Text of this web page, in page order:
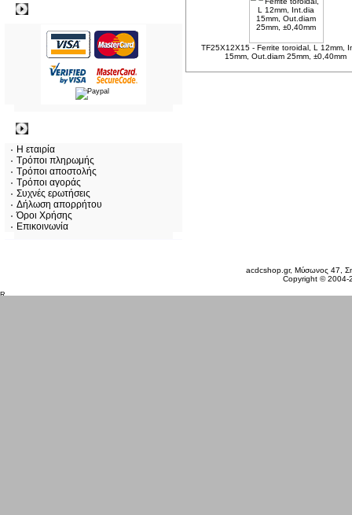
Η εταιρία
Τρόποι πληρωμής
Τρόποι αποστολής
Τρόποι αγοράς
Συχνές ερωτήσεις
Δήλωση απορρήτου
Όροι Χρήσης
Επικοινωνία
TF25X12X15 - Ferrite toroidal, L 12mm,
15mm, Out.diam 25mm, ±0,40mm
acdcshop.gr, Μύσωνος 47,
Copyright ©